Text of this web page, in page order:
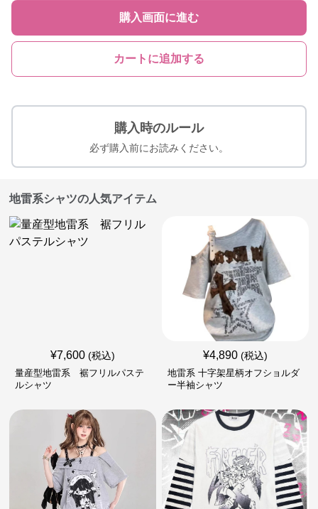
購入画面に進む
カートに追加する
購入時のルール
必ず購入前にお読みください。
地雷系シャツの人気アイテム
¥7,600 (税込)
量産型地雷系 裾フリルパステ
ルシャツ
¥4,890 (税込)
地雷系 十字架星柄オフショルダ
ー半袖シャツ